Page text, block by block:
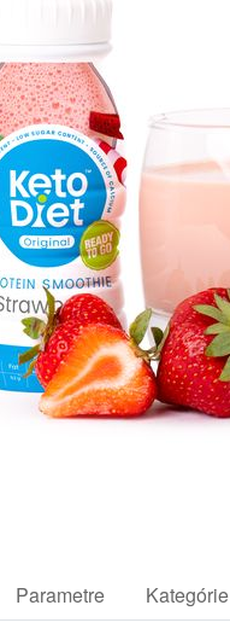
Parametre Kategórie